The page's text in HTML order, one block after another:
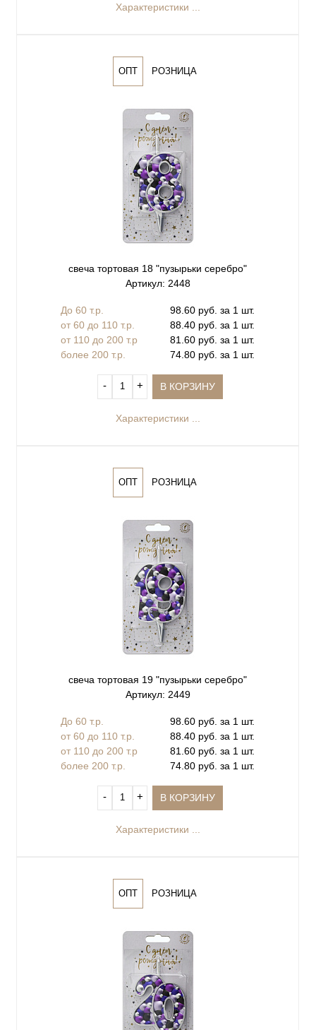
Характеристики ...
ОПТ РОЗНИЦА
свеча тортовая 18 "пузырьки серебро"
Артикул: 2448
До 60 т.р.
98.60 руб. за 1 шт.
от 60 до 110 т.р.
88.40 руб. за 1 шт.
от 110 до 200 т.р
81.60 руб. за 1 шт.
более 200 т.р.
74.80 руб. за 1 шт.
‐ + В КОРЗИНУ
Характеристики ...
ОПТ РОЗНИЦА
свеча тортовая 19 "пузырьки серебро"
Артикул: 2449
До 60 т.р.
98.60 руб. за 1 шт.
от 60 до 110 т.р.
88.40 руб. за 1 шт.
от 110 до 200 т.р
81.60 руб. за 1 шт.
более 200 т.р.
74.80 руб. за 1 шт.
‐ + В КОРЗИНУ
Характеристики ...
ОПТ РОЗНИЦА